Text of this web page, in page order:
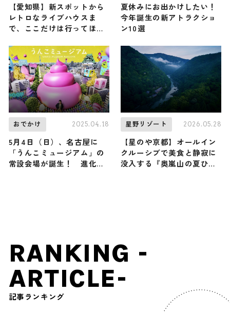
【愛知県】新スポットから
レトロなライブハウスま
で、ここだけは行ってほし
す旅
夏休みにお出かけしたい！
今年誕生の新アトラクショ
ン10選
おでかけ 2025.04.18
5月4日（日）、名古屋に
「うんこミュージアム」の
常設会場が誕生！ 進化し
星野リゾート 2026.05.28
【星のや京都】オールイン
クルーシブで美食と静寂に
没入する『奥嵐山の夏ひと
RANKING -
ARTICLE-
記事ランキング